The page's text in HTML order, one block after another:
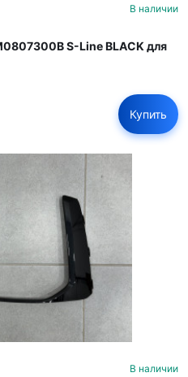
В наличии
S-Line BLACK для
Купить
В наличии